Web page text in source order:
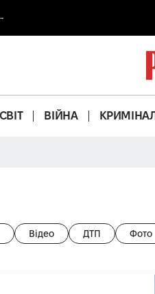
СВІТ ВІЙНА
Відео ДТП Фото